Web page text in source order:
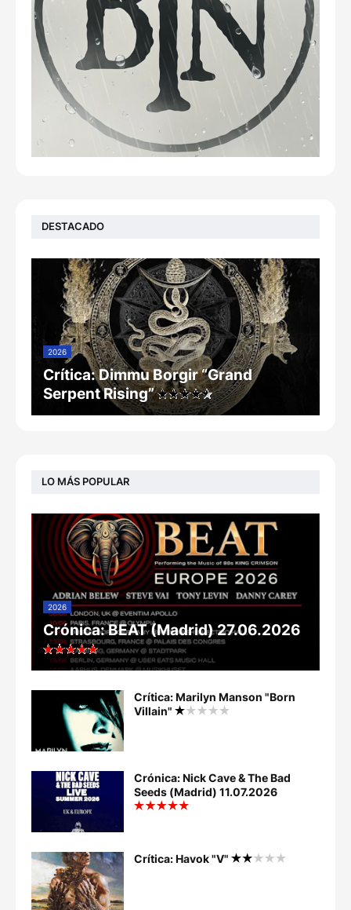
DESTACADO
2026
Crítica: Dimmu Borgir “Grand
Serpent Rising”
LO MÁS POPULAR
2026
Crónica: BEAT (Madrid) 27.06.2026
Crítica: Marilyn Manson "Born
Villain"
Crónica: Nick Cave & The Bad
Seeds (Madrid) 11.07.2026
Crítica: Havok "V"